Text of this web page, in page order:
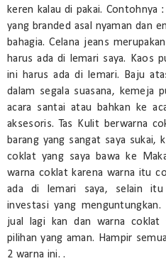
keren kalau di pakai. Contohnya
yang branded asal nyaman dan
bahagia. Celana jeans
harus ada di lemari saya. Kaos
ini harus ada di lemari. Baju
dalam segala suasana, kemeja
acara santai atau bahkan ke
aksesoris. Tas Kulit berwarna
barang yang sangat saya sukai,
coklat yang saya bawa ke
warna coklat karena warna itu
ada di lemari saya, selain
investasi yang
jual lagi kan dan warna
pilihan yang aman. Hampir
2 warna ini. .